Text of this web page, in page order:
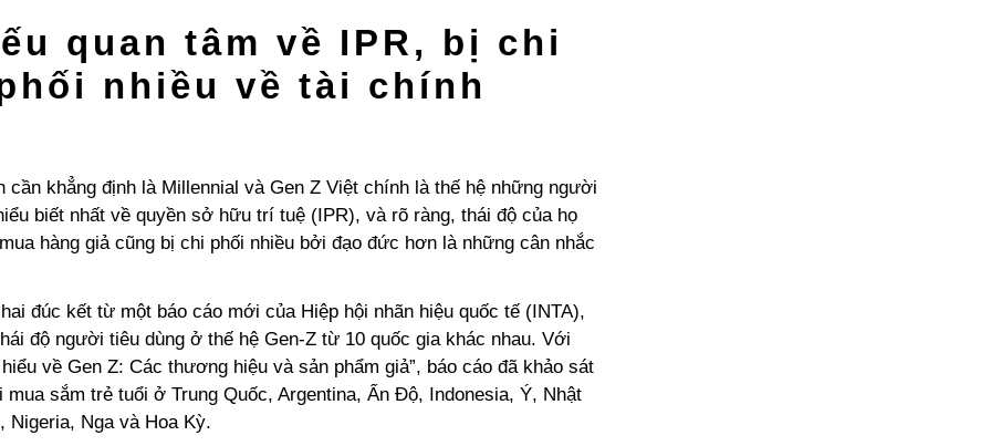
quan tâm về IPR, bị chi
nhiều về tài chính
cần khẳng định là Millennial và Gen Z Việt chính là thế hệ những người
biết nhất về quyền sở hữu trí tuệ (IPR), và rõ ràng, thái độ của họ
hàng giả cũng bị chi phối nhiều bởi đạo đức hơn là những cân nhắc
đúc kết từ một báo cáo mới của Hiệp hội nhãn hiệu quốc tế (INTA),
độ người tiêu dùng ở thế hệ Gen-Z từ 10 quốc gia khác nhau. Với
về Gen Z: Các thương hiệu và sản phẩm giả”, báo cáo đã khảo sát
mua sắm trẻ tuổi ở Trung Quốc, Argentina, Ấn Độ, Indonesia, Ý, Nhật
Nigeria, Nga và Hoa Kỳ.